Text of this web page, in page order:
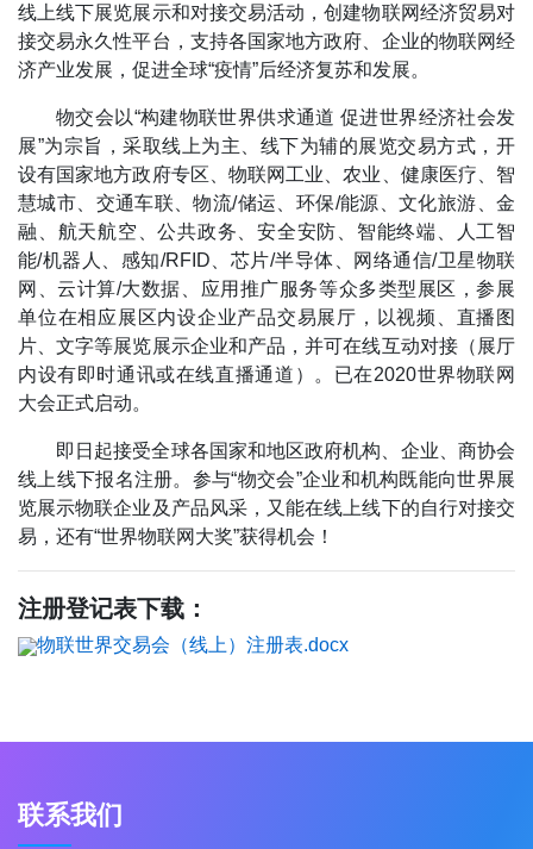
线上线下展览展示和对接交易活动，创建物联网经济贸易对
接交易永久性平台，支持各国家地方政府、企业的物联网经
济产业发展，促进全球“疫情”后经济复苏和发展。
物交会以“构建物联世界供求通道 促进世界经济社会发
展”为宗旨，采取线上为主、线下为辅的展览交易方式，开
设有国家地方政府专区、物联网工业、农业、健康医疗、智
慧城市、交通车联、物流/储运、环保/能源、文化旅游、金
融、航天航空、公共政务、安全安防、智能终端、人工智
能/机器人、感知/RFID、芯片/半导体、网络通信/卫星物联
网、云计算/大数据、应用推广服务等众多类型展区，参展
单位在相应展区内设企业产品交易展厅，以视频、直播图
片、文字等展览展示企业和产品，并可在线互动对接（展厅
内设有即时通讯或在线直播通道）。已在2020世界物联网
大会正式启动。
即日起接受全球各国家和地区政府机构、企业、商协会
线上线下报名注册。参与“物交会”企业和机构既能向世界展
览展示物联企业及产品风采，又能在线上线下的自行对接交
易，还有“世界物联网大奖”获得机会！
注册登记表下载：
物联世界交易会（线上）注册表.docx
联系我们